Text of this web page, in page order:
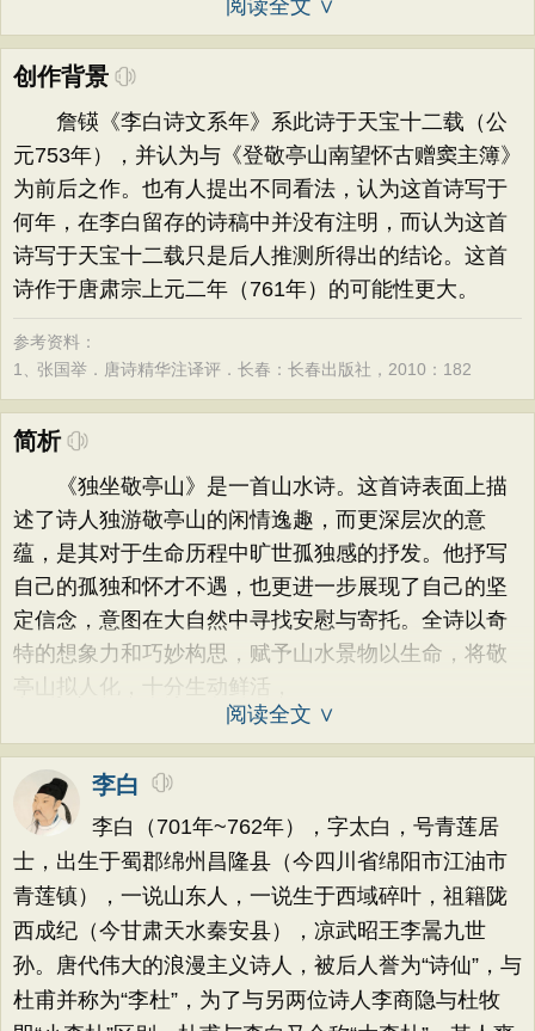
阅读全文 ∨
创作背景
詹锳《李白诗文系年》系此诗于天宝十二载（公
元753年），并认为与《登敬亭山南望怀古赠窦主簿》
为前后之作。也有人提出不同看法，认为这首诗写于
何年，在李白留存的诗稿中并没有注明，而认为这首
诗写于天宝十二载只是后人推测所得出的结论。这首
诗作于唐肃宗上元二年（761年）的可能性更大。
参考资料：
1、张国举．唐诗精华注译评．长春：长春出版社，2010：182
简析
《独坐敬亭山》是一首山水诗。这首诗表面上描
述了诗人独游敬亭山的闲情逸趣，而更深层次的意
蕴，是其对于生命历程中旷世孤独感的抒发。他抒写
自己的孤独和怀才不遇，也更进一步展现了自己的坚
定信念，意图在大自然中寻找安慰与寄托。全诗以奇
特的想象力和巧妙构思，赋予山水景物以生命，将敬
亭山拟人化，十分生动鲜活，
阅读全文 ∨
李白
李白（701年~762年），字太白，号青莲居
士，出生于蜀郡绵州昌隆县（今四川省绵阳市江油市
青莲镇），一说山东人，一说生于西域碎叶，祖籍陇
西成纪（今甘肃天水秦安县），凉武昭王李暠九世
孙。唐代伟大的浪漫主义诗人，被后人誉为“诗仙”，与
杜甫并称为“李杜”，为了与另两位诗人李商隐与杜牧